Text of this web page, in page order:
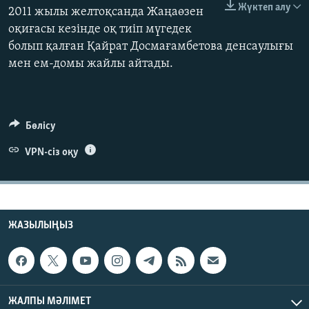
ЖАЗЫЛЫҢЫЗ Жүктеп алу
2011 жылы желтоқсанда Жаңаөзен
оқиғасы кезінде оқ тиіп мүгедек
болып қалған Қайрат Досмағамбетова денсаулығы
мен ем-домы жайлы айтады.
Бөлісу
VPN-сіз оқу
ЖАЗЫЛЫҢЫЗ
ЖАЛПЫ МӘЛІМЕТ